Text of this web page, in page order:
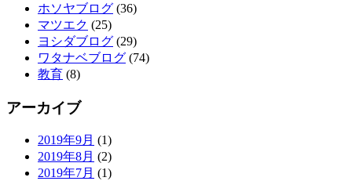
ホソヤブログ (36)
マツエク (25)
ヨシダブログ (29)
ワタナベブログ (74)
教育 (8)
アーカイブ
2019年9月 (1)
2019年8月 (2)
2019年7月 (1)